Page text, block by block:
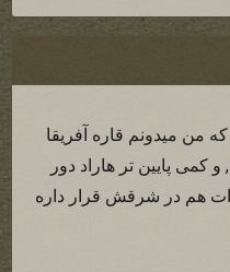
من میدونم قاره آفریقا
کمی پایین تر هاراد دور
هم در شرقش قرار داره